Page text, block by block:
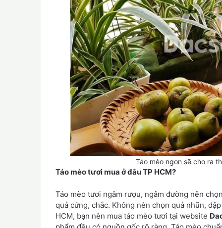
Táo mèo ngon sẽ cho ra
Táo mèo tươi mua ở đâu TP HCM?
Táo mèo tươi ngâm rượu, ngâm đường nên
quả cứng, chắc. Không nên chọn quả nhũn,
HCM, bạn nên mua táo mèo tươi tại website